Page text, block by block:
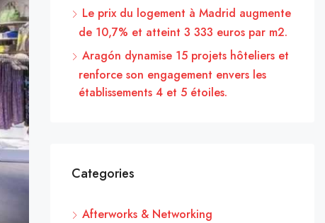
Le prix du logement à Madrid augmente
de 10,7% et atteint 3 333 euros par m2.
Aragón dynamise 15 projets hôteliers et
renforce son engagement envers les
établissements 4 et 5 étoiles.
Categories
Afterworks & Networking